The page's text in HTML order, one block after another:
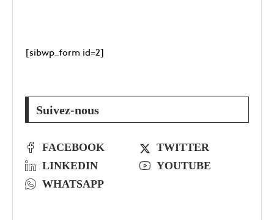
[sibwp_form id=2]
Suivez-nous
FACEBOOK
TWITTER
LINKEDIN
YOUTUBE
WHATSAPP